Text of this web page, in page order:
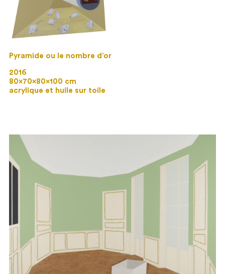
Pyramide ou le nombre d’or
2016
80×70×80×100 cm
acrylique et huile sur toile